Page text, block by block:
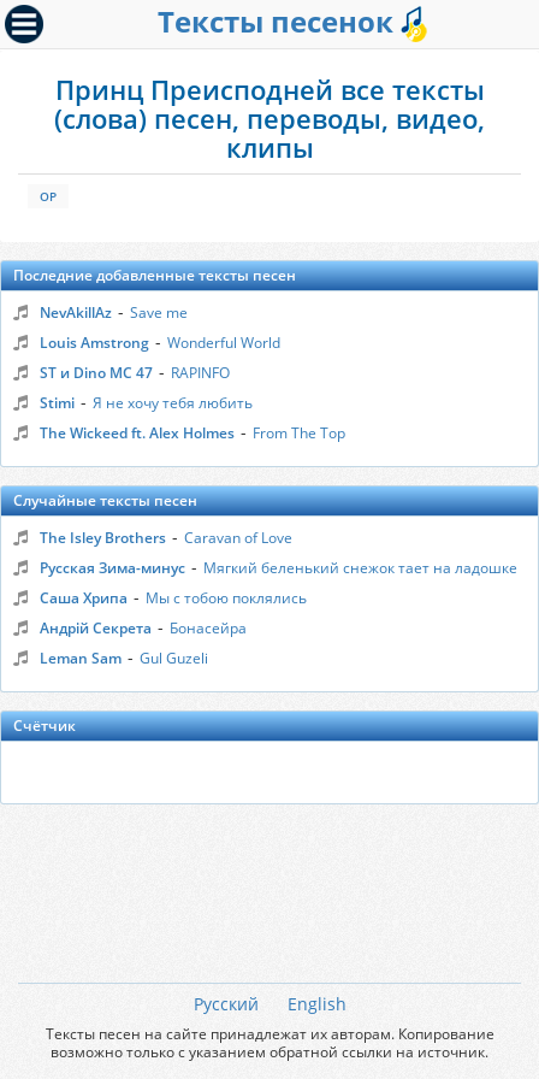
Тексты песенок
Принц Преисподней все тексты
(слова) песен, переводы, видео,
клипы
OP
Последние добавленные тексты песен
NevAkillAz - Save me
Louis Amstrong - Wonderful World
ST и Dino MC 47 - RAPINFO
Stimi - Я не хочу тебя любить
The Wickeed ft. Alex Holmes - From The Top
Случайные тексты песен
The Isley Brothers - Caravan of Love
Русская Зима-минус - Мягкий беленький снежок тает на ладошке
Саша Хрипа - Мы с тобою поклялись
Андрій Секрета - Бонасейра
Leman Sam - Gul Guzeli
Счётчик
Русский English
Тексты песен на сайте принадлежат их авторам. Копирование
возможно только с указанием обратной ссылки на источник.